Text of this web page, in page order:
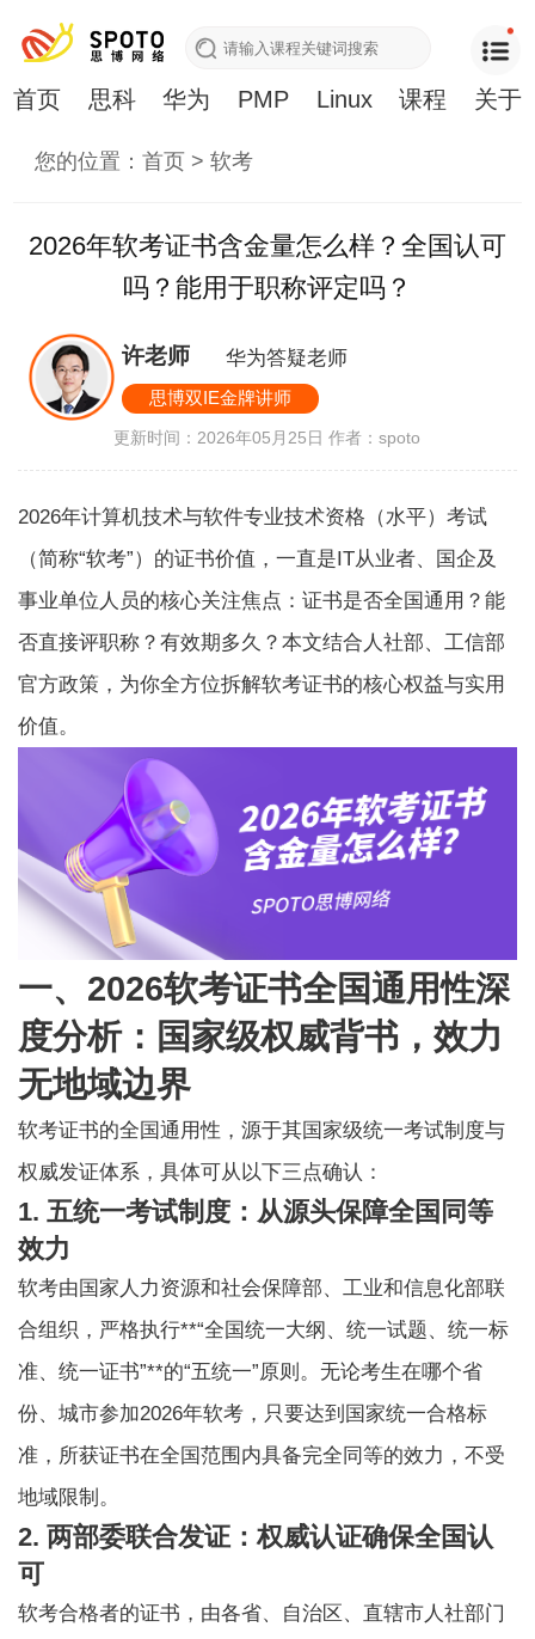
首页 思科 华为 PMP Linux 课程 关于
您的位置：首页 >软考
2026年软考证书含金量怎么样？全国认可
吗？能用于职称评定吗？
许老师 华为答疑老师
思博双IE金牌讲师
更新时间：2026年05月25日作者：spoto
2026年计算机技术与软件专业技术资格（水平）考试
（简称“软考”）的证书价值，一直是IT从业者、国企及
事业单位人员的核心关注焦点：证书是否全国通用？能
否直接评职称？有效期多久？本文结合人社部、工信部
官方政策，为你全方位拆解软考证书的核心权益与实用
价值。
一、2026软考证书全国通用性深
度分析：国家级权威背书，效力
无地域边界
软考证书的全国通用性，源于其国家级统一考试制度与
权威发证体系，具体可从以下三点确认：
1. 五统一考试制度：从源头保障全国同等
效力
软考由国家人力资源和社会保障部、工业和信息化部联
合组织，严格执行**“全国统一大纲、统一试题、统一标
准、统一证书”**的“五统一”原则。无论考生在哪个省
份、城市参加2026年软考，只要达到国家统一合格标
准，所获证书在全国范围内具备完全同等的效力，不受
地域限制。
2. 两部委联合发证：权威认证确保全国认
可
软考合格者的证书，由各省、自治区、直辖市人社部门